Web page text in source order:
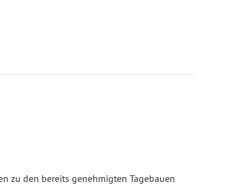
zu den bereits genehmigten Tagebauen